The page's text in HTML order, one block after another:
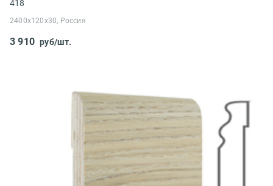
418
2400x120x30, Россия
3 910 руб/шт.